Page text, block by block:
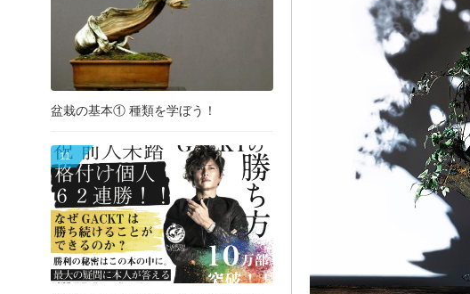
盆栽の基本① 種類を学ぼう！
11